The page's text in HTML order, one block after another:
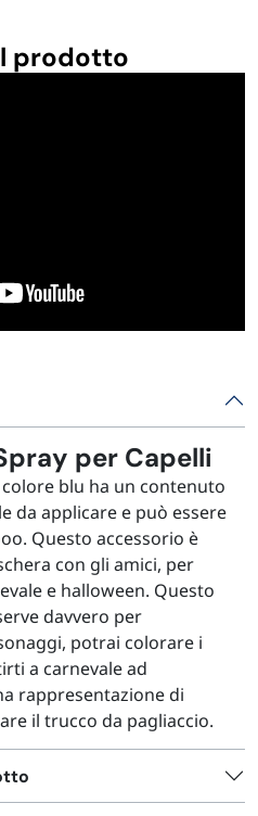
prodotto
per Capelli
blu ha un contenuto
da applicare e può essere
Questo accessorio è
con gli amici, per
e halloween. Questo
davvero per
potrai colorare i
a carnevale ad
rappresentazione di
il trucco da pagliaccio.